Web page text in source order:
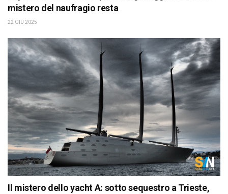
mistero del naufragio resta
22 GIU 2025
Il mistero dello yacht A: sotto sequestro a Trieste,